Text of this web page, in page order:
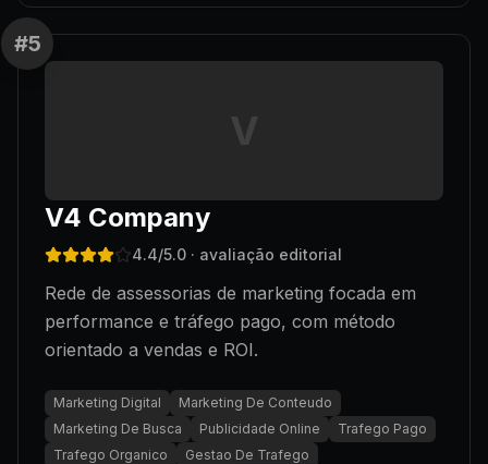
#5
V
V4 Company
4.4/5.0 · avaliação editorial
Rede de assessorias de marketing focada em
performance e tráfego pago, com método
orientado a vendas e ROI.
Marketing Digital
Marketing De Conteudo
Marketing De Busca
Publicidade Online
Trafego Pago
Trafego Organico
Gestao De Trafego